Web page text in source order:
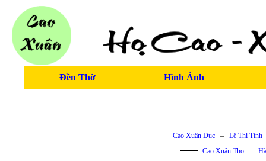
Đền Thờ Hình Ảnh
Cao Xuân Dục – Lê Thị Tính
Cao Xuân Thọ –